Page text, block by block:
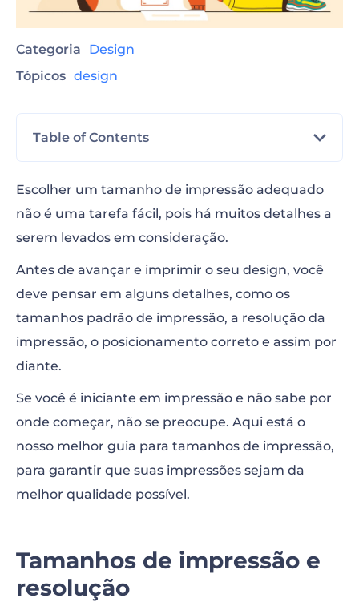
Categoria
Design
Tópicos design
Table of Contents
Impressão de Folhetos e Folders
Impressão de cartão de visita
Impressão de livros e revistas
Estampas de camisetas
A importância dos mockups
Escolher um tamanho de impressão adequado
não é uma tarefa fácil, pois há muitos detalhes a
serem levados em consideração.
Antes de avançar e imprimir o seu design, você
deve pensar em alguns detalhes, como os
tamanhos padrão de impressão, a resolução da
impressão, o posicionamento correto e assim por
diante.
Se você é iniciante em impressão e não sabe por
onde começar, não se preocupe. Aqui está o
nosso melhor guia para tamanhos de impressão,
para garantir que suas impressões sejam da
melhor qualidade possível.
Tamanhos de impressão e
resolução